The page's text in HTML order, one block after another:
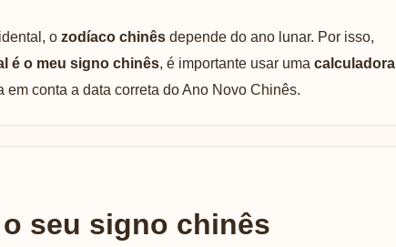
o zodíaco chinês depende do ano lunar. Por isso,
é o meu signo chinês, é importante usar uma calculadora
em conta a data correta do Ano Novo Chinês.
seu signo chinês